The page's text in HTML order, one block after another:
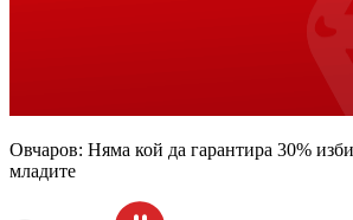
Овчаров: Няма кой да гарантира 30%
младите